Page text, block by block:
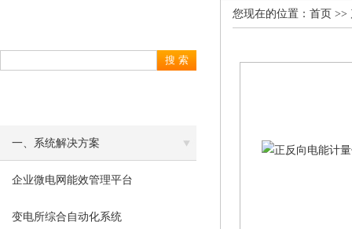
一、系统解决方案
企业微电网能效管理平台
变电所综合自动化系统
您现在的位置： 首页 >>